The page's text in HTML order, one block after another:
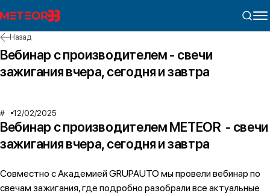
Назад
Вебинар с производителем - свечи
зажигания вчера, сегодня и завтра
12/02/2025
Вебинар с производителем METEOR - свечи
зажигания вчера, сегодня и завтра
Совместно с Академией GRUPAUTO мы провели вебинар по
свечам зажигания, где подробно разобрали все актуальные